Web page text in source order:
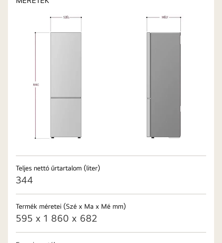
Teljes nettó űrtartalom (liter)
344
Termék méretei (Szé x Ma x Mé mm)
595 x 1 860 x 682